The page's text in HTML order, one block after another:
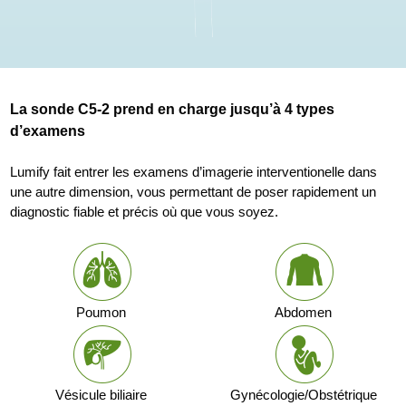
La sonde C5-2 prend en charge jusqu’à 4 types
d’examens
Lumify fait entrer les examens d’imagerie interventionelle dans
une autre dimension, vous permettant de poser rapidement un
diagnostic fiable et précis où que vous soyez.
Poumon Abdomen
Vésicule biliaire Gynécologie/Obstétrique